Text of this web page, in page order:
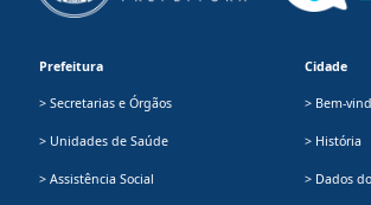
Prefeitura
> Secretarias e Órgãos
> Unidades de Saúde
> Assistência Social
Cidade
> Bem-
> História
> Dados